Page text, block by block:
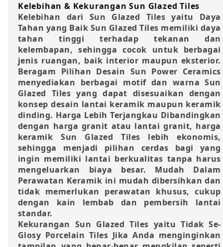
Kelebihan & Kekurangan Sun Glazed Tiles
Kelebihan dari Sun Glazed Tiles yaitu Daya
Tahan yang Baik Sun Glazed Tiles memiliki daya
tahan tinggi terhadap tekanan dan
kelembapan, sehingga cocok untuk berbagai
jenis ruangan, baik interior maupun eksterior.
Beragam Pilihan Desain Sun Power Ceramics
menyediakan berbagai motif dan warna Sun
Glazed Tiles yang dapat disesuaikan dengan
konsep desain lantai keramik maupun keramik
dinding. Harga Lebih Terjangkau Dibandingkan
dengan harga granit atau lantai granit, harga
keramik Sun Glazed Tiles lebih ekonomis,
sehingga menjadi pilihan cerdas bagi yang
ingin memiliki lantai berkualitas tanpa harus
mengeluarkan biaya besar. Mudah Dalam
Perawatan Keramik ini mudah dibersihkan dan
tidak memerlukan perawatan khusus, cukup
dengan kain lembab dan pembersih lantai
standar.
Kekurangan Sun Glazed Tiles yaitu Tidak Se-
Glosy Porcelain Tiles Jika Anda menginginkan